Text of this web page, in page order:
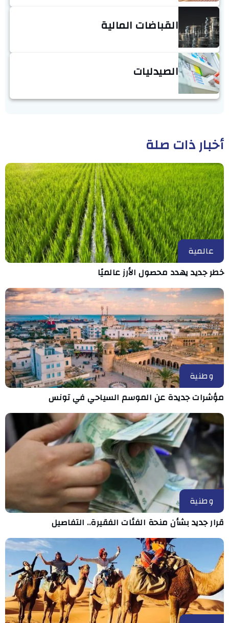
القباضات المالية
الصيدليات
أخبار ذات صلة
عالمية
خطر جديد يهدد محصول الأرز عالميًا
وطنية
مؤشرات جديدة عن الموسم السياحي في تونس
وطنية
قرار جديد بشأن منحة الفئات الفقيرة.. التفاصيل